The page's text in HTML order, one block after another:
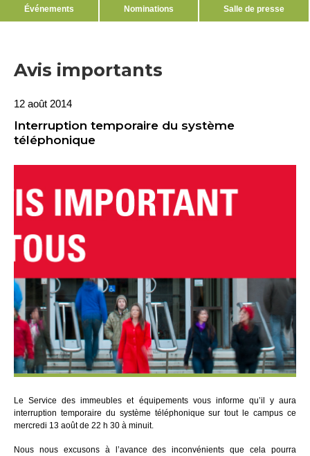
Événements Nominations Salle de presse
Avis importants
12 août 2014
Interruption temporaire du système
téléphonique
Le Service des immeubles et équipements vous informe qu’il y aura
interruption temporaire du système téléphonique sur tout le campus ce
mercredi 13 août de 22 h 30 à minuit.
Nous nous excusons à l’avance des inconvénients que cela pourra